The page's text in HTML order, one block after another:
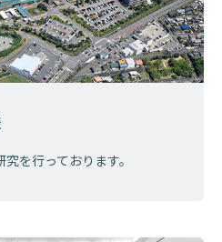
を行っております。